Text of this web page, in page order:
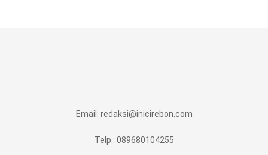
Email: redaksi@inicirebon.com
Telp.: 089680104255